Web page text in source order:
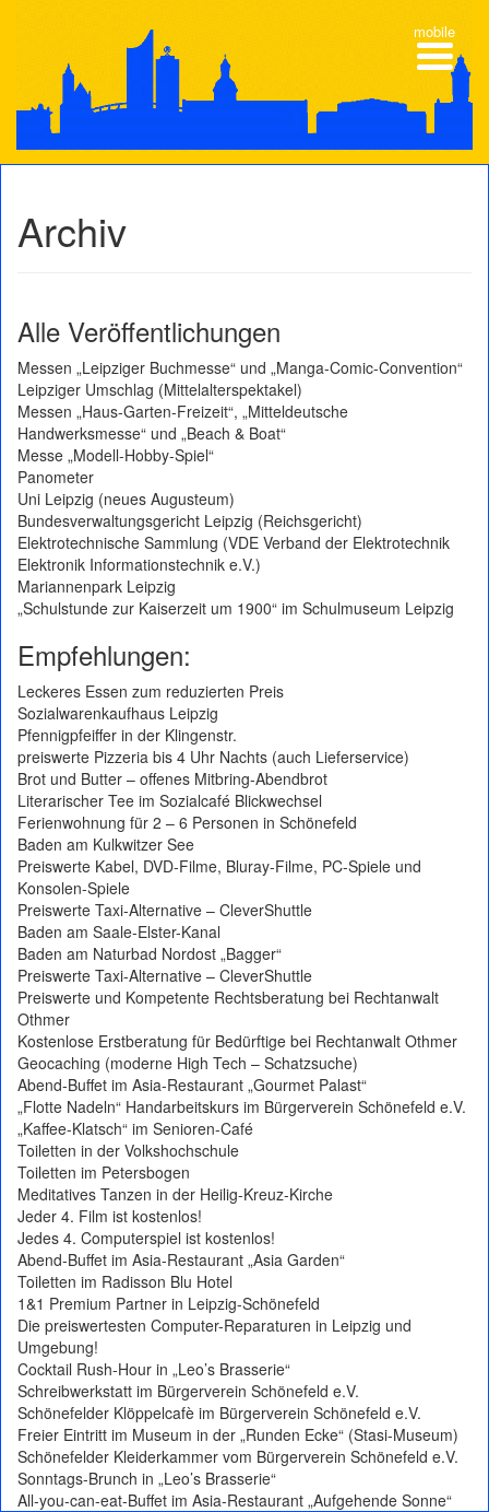
Archiv
Alle Veröffentlichungen
Messen „Leipziger Buchmesse“ und „Manga-Comic-Convention“
Leipziger Umschlag (Mittelalterspektakel)
Messen „Haus-Garten-Freizeit“, „Mitteldeutsche
Handwerksmesse“ und „Beach & Boat“
Messe „Modell-Hobby-Spiel“
Panometer
Uni Leipzig (neues Augusteum)
Bundesverwaltungsgericht Leipzig (Reichsgericht)
Elektrotechnische Sammlung (VDE Verband der Elektrotechnik
Elektronik Informationstechnik e.V.)
Mariannenpark Leipzig
„Schulstunde zur Kaiserzeit um 1900“ im Schulmuseum Leipzig
Empfehlungen:
Leckeres Essen zum reduzierten Preis
Sozialwarenkaufhaus Leipzig
Pfennigpfeiffer in der Klingenstr.
preiswerte Pizzeria bis 4 Uhr Nachts (auch Lieferservice)
Brot und Butter – offenes Mitbring-Abendbrot
Literarischer Tee im Sozialcafé Blickwechsel
Ferienwohnung für 2 – 6 Personen in Schönefeld
Baden am Kulkwitzer See
Preiswerte Kabel, DVD-Filme, Bluray-Filme, PC-Spiele und
Konsolen-Spiele
Preiswerte Taxi-Alternative – CleverShuttle
Baden am Saale-Elster-Kanal
Baden am Naturbad Nordost „Bagger“
Preiswerte Taxi-Alternative – CleverShuttle
Preiswerte und Kompetente Rechtsberatung bei Rechtanwalt
Othmer
Kostenlose Erstberatung für Bedürftige bei Rechtanwalt Othmer
Geocaching (moderne High Tech – Schatzsuche)
Abend-Buffet im Asia-Restaurant „Gourmet Palast“
„Flotte Nadeln“ Handarbeitskurs im Bürgerverein Schönefeld e.V.
„Kaffee-Klatsch“ im Senioren-Café
Toiletten in der Volkshochschule
Toiletten im Petersbogen
Meditatives Tanzen in der Heilig-Kreuz-Kirche
Jeder 4. Film ist kostenlos!
Jedes 4. Computerspiel ist kostenlos!
Abend-Buffet im Asia-Restaurant „Asia Garden“
Toiletten im Radisson Blu Hotel
1&1 Premium Partner in Leipzig-Schönefeld
Die preiswertesten Computer-Reparaturen in Leipzig und
Umgebung!
Cocktail Rush-Hour in „Leo’s Brasserie“
Schreibwerkstatt im Bürgerverein Schönefeld e.V.
Schönefelder Klöppelcafè im Bürgerverein Schönefeld e.V.
Freier Eintritt im Museum in der „Runden Ecke“ (Stasi-Museum)
Schönefelder Kleiderkammer vom Bürgerverein Schönefeld e.V.
Sonntags-Brunch in „Leo’s Brasserie“
All-you-can-eat-Buffet im Asia-Restaurant „Aufgehende Sonne“
mobile